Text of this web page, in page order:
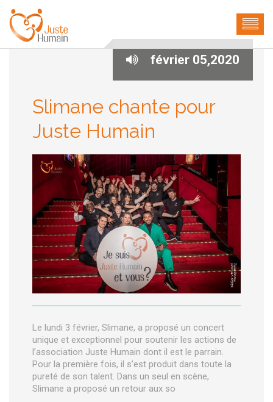
février 05,2020
Slimane chante pour
Juste Humain
Le lundi 3 février, Slimane, a proposé un concert
unique et exceptionnel pour soutenir les actions de
l’association Juste Humain dont il est le parrain.
Pour la première fois, il s’est produit dans toute la
pureté de son talent. Dans un seul en scène,
Slimane a proposé un retour aux so